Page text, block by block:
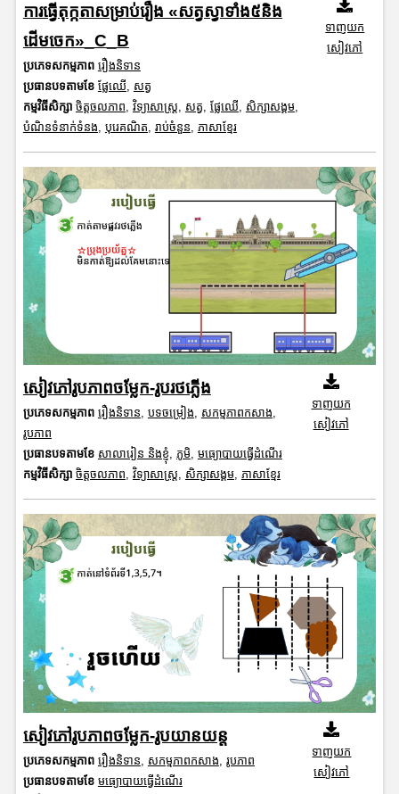
ការធ្វើតុក្កតាសម្រាប់រឿង «សត្វស្វាទាំង៥និង
ដើមចេក»_C_B
ប្រភេទសកម្មភាព រឿងនិទាន
ប្រធានបទតាមខែ ផ្លែឈើ
សត្វ
កម្មវិធីសិក្សា ចិត្តចលភាព វិទ្យាសាស្រ្ត សត្វ ផ្លែឈើ សិក្សាសង្គម,
បំណិនទំនាក់ទំនង បុរេគណិត រាប់ចំនួន ភាសាខ្មែរ
ទាញយក
សៀវភៅ
សៀវភៅរូបភាពចម្លែក-រូបរថភ្លើង
ប្រភេទសកម្មភាព រឿងនិទាន, បទចម្រៀង, សកម្មភាពកសាង,
រូបភាព
ប្រធានបទតាមខែ សាលារៀន និងខ្ញុំ, ភូមិ, មធ្យោបាយធ្វើដំណើរ
កម្មវិធីសិក្សា ចិត្តចលភាព, វិទ្យាសាស្រ្ត, សិក្សាសង្គម, ភាសាខ្មែរ
ទាញយក
សៀវភៅ
សៀវភៅរូបភាពចម្លែក-រូបយានយន្ត
ប្រភេទសកម្មភាព រឿងនិទាន, សកម្មភាពកសាង, រូបភាព
ប្រធានបទតាមខែ មធ្យោបាយធ្វើដំណើរ
ទាញយក
សៀវភៅ